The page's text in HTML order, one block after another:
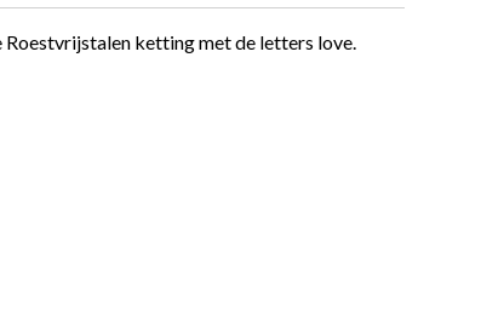
Roestvrijstalen ketting met de letters love.